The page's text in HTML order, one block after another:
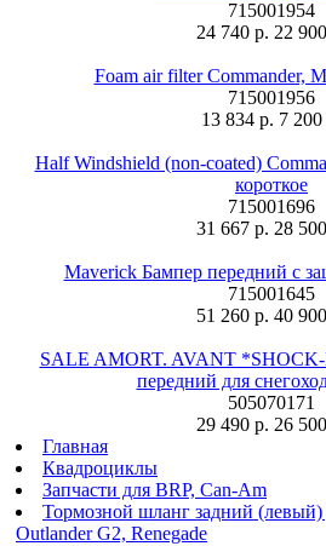
715001954
24 740 р. 22
Foam air filter Commander,
715001956
13 834 р. 7 200
Half Windshield (non-coated)
короткое
715001696
31 667 р. 28
Maverick Бампер передний с
715001645
51 260 р. 40
SALE AMORT. AVANT
передний для
505070171
29 490 р. 26
Главная
Квадроциклы
Запчасти для BRP, Can-Am
Тормозной шланг задний
Outlander G2, Renegade